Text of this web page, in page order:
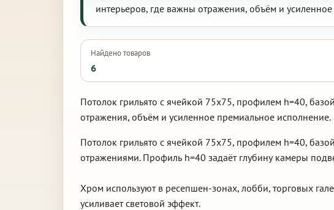
интерьеров, где важны отражения, объём и
Найдено товаров
6
Потолок грильято с ячейкой 75х75, профилем h=40,
отражения, объём и усиленное премиальное исполнение.
Потолок грильято с ячейкой 75х75, профилем h=40,
отражениями. Профиль h=40 задаёт глубину камеры
Хром используют в ресепшен-зонах, лобби, торговых
усиливает световой эффект.